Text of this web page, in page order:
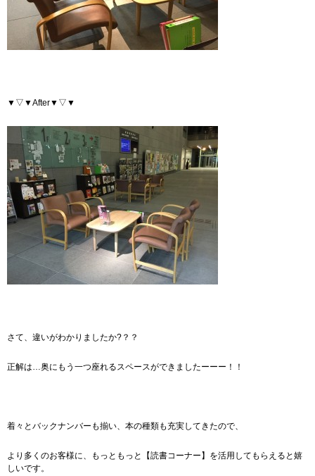
▼▽▼After▼▽▼
さて、違いがわかりましたか?？？
正解は…奥にもう一つ座れるスペースができましたーーー！！
着々とバックナンバーも揃い、本の種類も充実してきたので、
より多くのお客様に、もっともっと【読書コーナー】を活用してもらえると嬉
しいです。